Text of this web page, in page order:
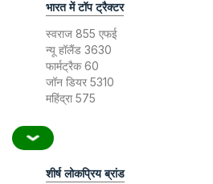
भारत में टॉप ट्रैक्टर
स्वराज 855 एफई
न्यू हॉलैंड 3630
फार्मट्रैक 60
जॉन डियर 5310
महिंद्रा 575
शीर्ष लोकप्रिय ब्रांड